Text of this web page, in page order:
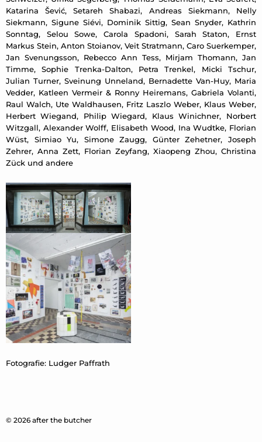
Katarina Šević, Setareh Shabazi, Andreas Siekmann, Nelly
Siekmann, Sigune Siévi, Dominik Sittig, Sean Snyder, Kathrin
Sonntag, Selou Sowe, Carola Spadoni, Sarah Staton, Ernst
Markus Stein, Anton Stoianov, Veit Stratmann, Caro Suerkemper,
Jan Svenungsson, Rebecco Ann Tess, Mirjam Thomann, Jan
Timme, Sophie Trenka-Dalton, Petra Trenkel, Micki Tschur,
Julian Turner, Sveinung Unneland, Bernadette Van-Huy, Maria
Vedder, Katleen Vermeir & Ronny Heiremans, Gabriela Volanti,
Raul Walch, Ute Waldhausen, Fritz Laszlo Weber, Klaus Weber,
Herbert Wiegand, Philip Wiegard, Klaus Winichner, Norbert
Witzgall, Alexander Wolff, Elisabeth Wood, Ina Wudtke, Florian
Wüst, Simiao Yu, Simone Zaugg, Günter Zehetner, Joseph
Zehrer, Anna Zett, Florian Zeyfang, Xiaopeng Zhou, Christina
Zück und andere
Fotografie: Ludger Paffrath
© 2026 after the butcher